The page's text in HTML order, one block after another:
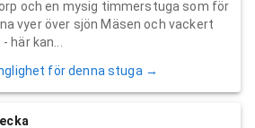
och en mysig timmerstuga som för
vyer över sjön Mäsen och vackert
här kan...
för denna stuga →